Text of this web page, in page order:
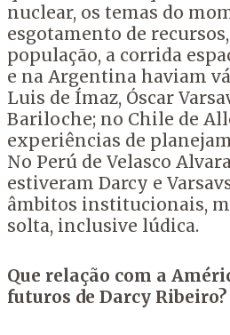
nuclear, os temas do
esgotamento de
população, a corrida
e na Argentina haviam
Luis de Ímaz, Óscar
Bariloche; no Chile de
experiências de
No Perú de Velasco
estiveram Darcy e
âmbitos institucionais,
solta, inclusive lúdica.
Que relação com a
futuros de Darcy Ribeiro?